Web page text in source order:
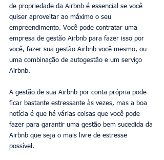
de propriedade da Airbnb é essencial se você
quiser aproveitar ao máximo o seu
empreendimento. Você pode contratar uma
empresa de gestão Airbnb para fazer isso por
você, fazer sua gestão Airbnb você mesmo, ou
uma combinação de autogestão e um serviço
Airbnb.
A gestão de sua Airbnb por conta própria pode
ficar bastante estressante às vezes, mas a boa
notícia é que há várias coisas que você pode
fazer para garantir uma gestão bem sucedida da
Airbnb que seja o mais livre de estresse
possível.